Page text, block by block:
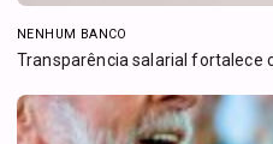
NENHUM BANCO
Transparência salarial fortalece